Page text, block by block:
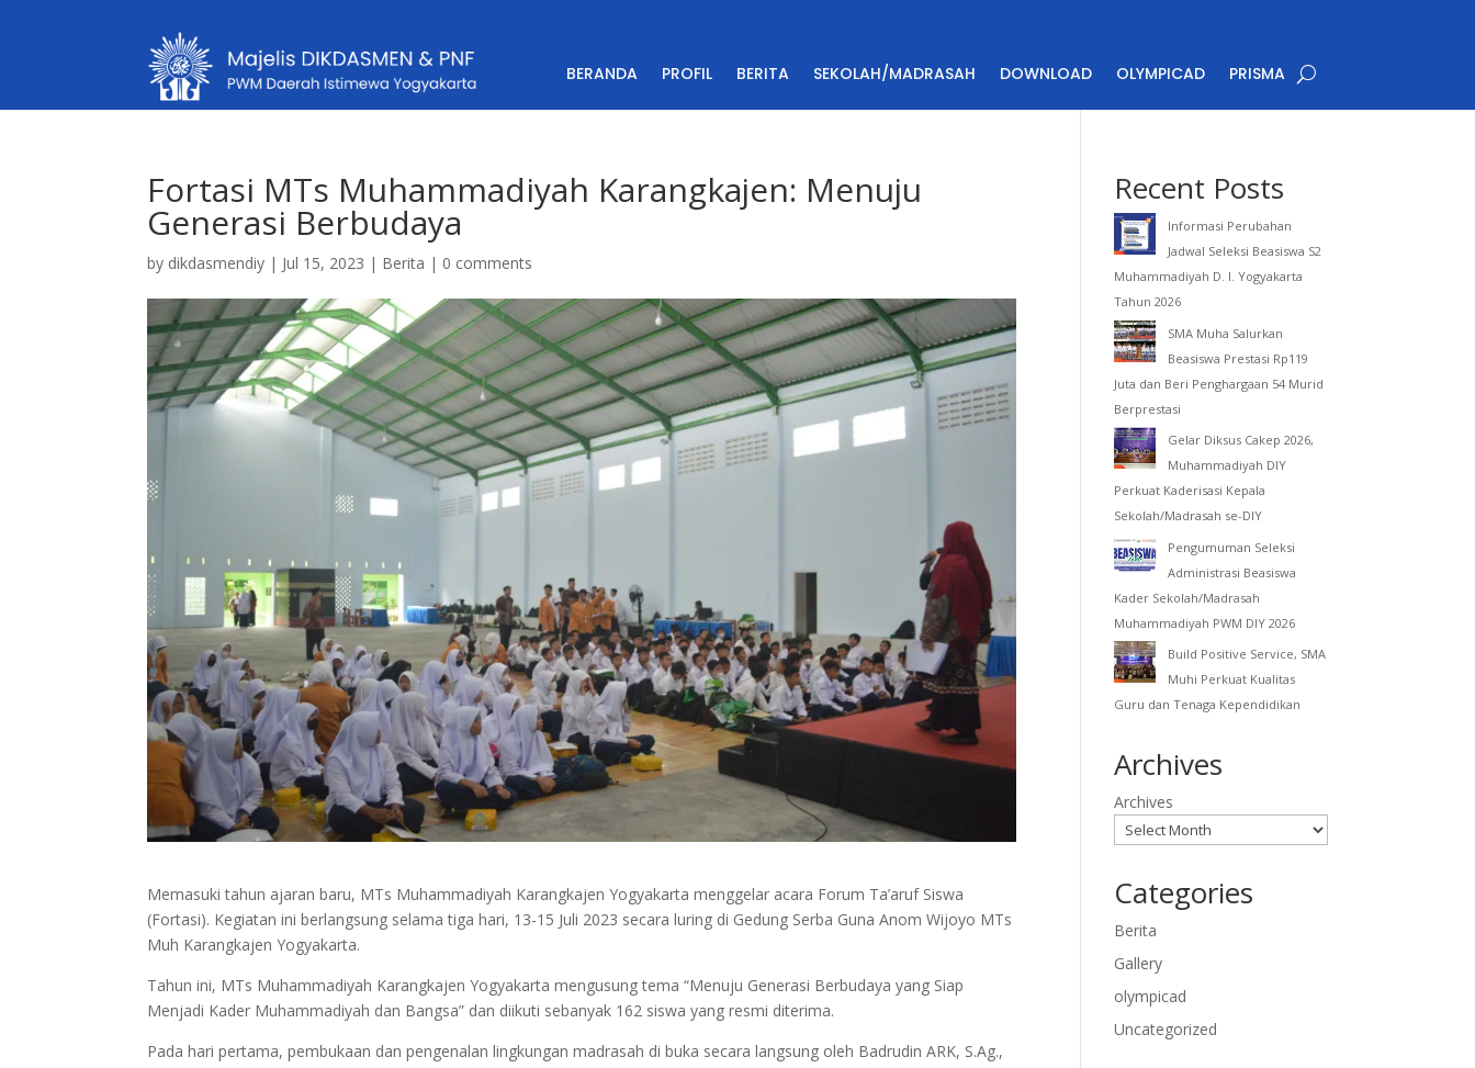
BERANDA PROFIL BERITA SEKOLAH/MADRASAH DOWNLOAD OLYMPICAD PRISMA
Fortasi MTs Muhammadiyah Karangkajen: Menuju
Generasi Berbudaya
by dikdasmendiy | Jul 15, 2023 | Berita | 0 comments
Memasuki tahun ajaran baru, MTs Muhammadiyah Karangkajen Yogyakarta menggelar acara Forum Ta’aruf Siswa
(Fortasi). Kegiatan ini berlangsung selama tiga hari, 13-15 Juli 2023 secara luring di Gedung Serba Guna Anom Wijoyo MTs
Muh Karangkajen Yogyakarta.
Tahun ini, MTs Muhammadiyah Karangkajen Yogyakarta mengusung tema “Menuju Generasi Berbudaya yang Siap
Menjadi Kader Muhammadiyah dan Bangsa” dan diikuti sebanyak 162 siswa yang resmi diterima.
Pada hari pertama, pembukaan dan pengenalan lingkungan madrasah di buka secara langsung oleh Badrudin ARK, S.Ag.,
Recent Posts
Informasi Perubahan
Jadwal Seleksi Beasiswa S2
Muhammadiyah D. I. Yogyakarta
Tahun 2026
SMA Muha Salurkan
Beasiswa Prestasi Rp119
Juta dan Beri Penghargaan 54 Murid
Berprestasi
Gelar Diksus Cakep 2026,
Muhammadiyah DIY
Perkuat Kaderisasi Kepala
Sekolah/Madrasah se-DIY
Pengumuman Seleksi
Administrasi Beasiswa
Kader Sekolah/Madrasah
Muhammadiyah PWM DIY 2026
Build Positive Service, SMA
Muhi Perkuat Kualitas
Guru dan Tenaga Kependidikan
Archives
Archives
Categories
Berita
Gallery
olympicad
Uncategorized